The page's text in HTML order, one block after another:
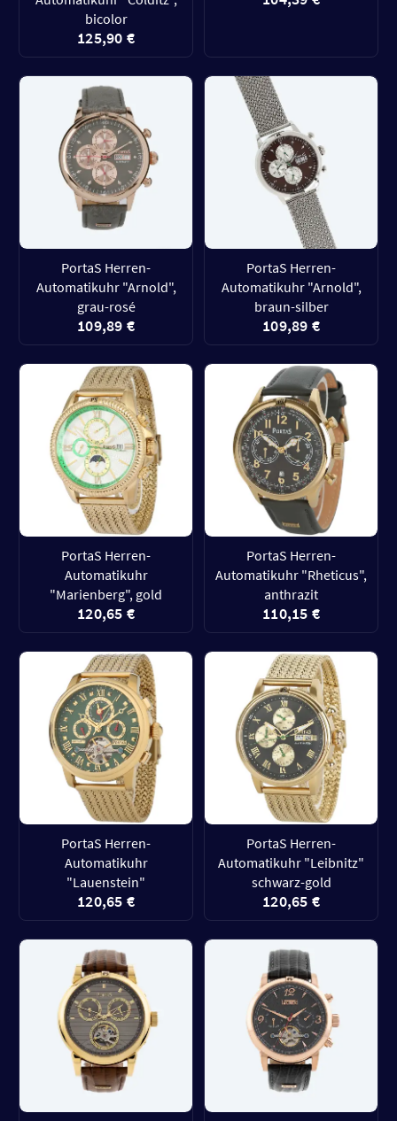
bicolor
125,90 €
PortaS Herren-
Automatikuhr "Arnold",
grau-rosé
109,89 €
PortaS Herren-
Automatikuhr "Arnold",
braun-silber
109,89 €
PortaS Herren-
Automatikuhr
"Marienberg", gold
120,65 €
PortaS Herren-
Automatikuhr "Rheticus",
anthrazit
110,15 €
PortaS Herren-
Automatikuhr
"Lauenstein"
120,65 €
PortaS Herren-
Automatikuhr "Leibnitz"
schwarz-gold
120,65 €